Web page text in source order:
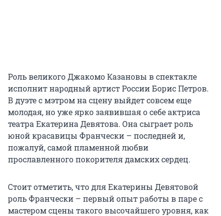
Роль великого Джакомо Казановы в спектакле
исполнит народный артист России Борис Петров.
В дуэте с мэтром на сцену выйдет совсем еще
молодая, но уже ярко заявившая о себе актриса
театра Екатерина Девятова. Она сыграет роль
юной красавицы Франчески – последней и,
пожалуй, самой пламенной любви
прославленного покорителя дамских сердец.
Стоит отметить, что для Екатерины Девятовой
роль Франчески – первый опыт работы в паре с
мастером сцены такого высочайшего уровня, как